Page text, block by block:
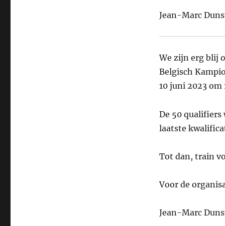
Jean-Marc
We zijn erg blij
Belgisch
10 juni 2023 om
De 50 qualifiers
laatste
Tot dan, train
Voor de
Jean-Marc